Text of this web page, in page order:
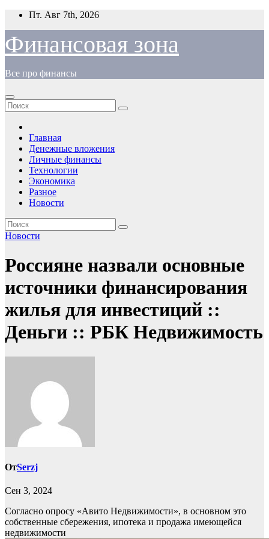
Перейти
содержимому
Пт. Авг 7th, 2026
Финансовая зона
Все про финансы
Главная
Денежные вложения
Личные финансы
Технологии
Экономика
Разное
Новости
Новости
Россияне назвали основные
источники финансирования
жилья для инвестиций ::
Деньги :: РБК Недвижимость
ОтSerzj
Сен 3, 2024
Согласно опросу «Авито Недвижимости», в основном это
собственные сбережения, ипотека и продажа имеющейся
недвижимости